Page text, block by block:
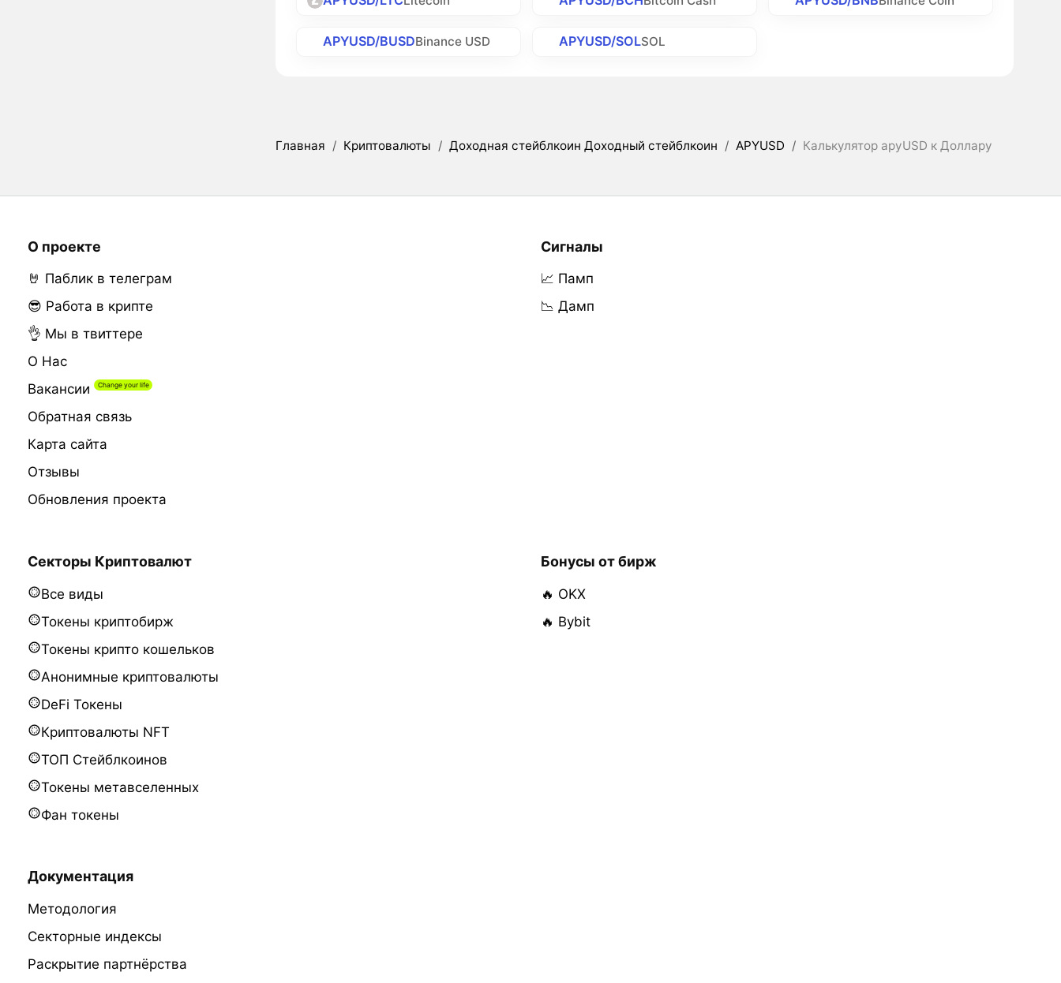
APYUSD/BUSDBinance USD APYUSD/SOLSOL
Главная / Криптовалюты / Доходная стейблкоин Доходный стейблкоин / APYUSD / Калькулятор apyUSD к Доллару
О проекте
🤘 Паблик в телеграм
😎 Работа в крипте
👌 Мы в твиттере
О Нас
Вакансии
Обратная связь
Карта сайта
Отзывы
Обновления проекта
Сигналы
📈 Памп
📉 Дамп
Секторы Криптовалют
Все виды
Токены криптобирж
Токены крипто кошельков
Анонимные криптовалюты
DeFi Токены
Криптовалюты NFT
ТОП Стейблкоинов
Токены метавселенных
Фан токены
Бонусы от бирж
🔥 OKX
🔥 Bybit
Документация
Методология
Секторные индексы
Раскрытие партнёрства